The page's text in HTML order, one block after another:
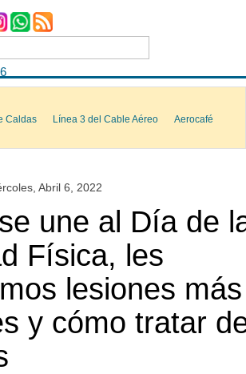
Caldas Línea 3 del Cable Aéreo
Aerocafé
Abril 6, 2022
une al Día de
Física, les
lesiones más
y cómo tratar